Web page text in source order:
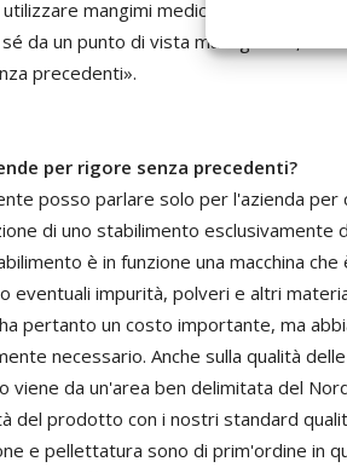
mangimi medicati per i nostri
da un punto di vista manageriale, ma
precedenti».
per rigore senza precedenti?
posso parlare solo per l'azienda
di uno stabilimento
è in funzione una macchina
eventuali impurità, polveri e altri
pertanto un costo importante, ma
necessario. Anche sulla qualità
viene da un'area ben delimitata del
del prodotto con i nostri standard
e pellettatura sono di prim'ordine in